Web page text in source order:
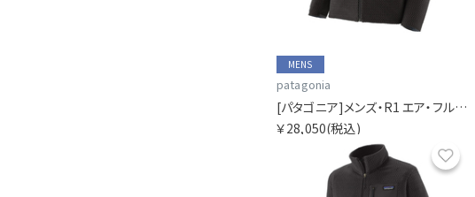
MENS
patagonia
[パタゴニア]メンズ・R1 エア・フルジップ・フーディ
￥28,050(税込)